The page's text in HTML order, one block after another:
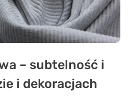
– subtelność i
i dekoracjach